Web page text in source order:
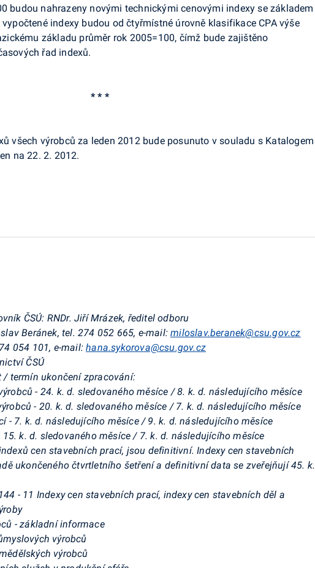
budou nahrazeny novými technickými cenovými indexy se základem
indexy budou od čtyřmístné úrovně klasifikace CPA výše
základu průměr rok 2005=100, čímž bude zajištěno
řad indexů.
* * *
všech výrobců za leden 2012 bude posunuto v souladu s Katalogem
na 22. 2. 2012.
ČSÚ: RNDr. Jiří Mrázek, ředitel odboru
Beránek, tel. 274 052 665, e-mail:miloslav.beranek@csu.gov.cz
054 101, e-mail:hana.sykorova@csu.gov.cz
ČSÚ
/ termín ukončení zpracování:
- 24. k. d. sledovaného měsíce / 8. k. d. následujícího měsíce
- 20. k. d. sledovaného měsíce / 7. k. d. následujícího měsíce
- 7. k. d. následujícího měsíce / 9. k. d. následujícího měsíce
k. d. sledovaného měsíce / 7. k. d. následujícího měsíce
cen stavebních prací, jsou definitivní. Indexy cen stavebních
ukončeného čtvrtletního šetření a definitivní data se zveřejňují 45. k.
- 11 Indexy cen stavebních prací, indexy cen stavebních děl a
- základní informace
výrobců
výrobců